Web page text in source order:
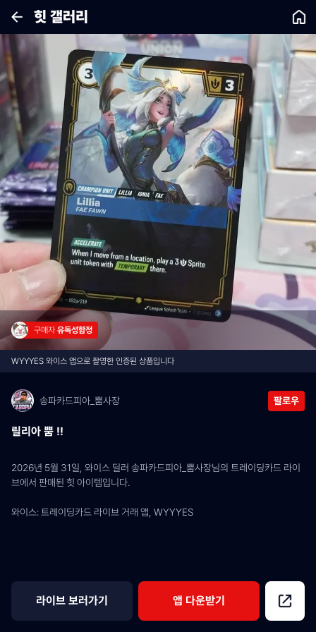
힛 갤러리
구매자 유독성함정
WYYYES 와이스 앱으로 촬영한 인증된 상품입니다
송파카드피아_뿜사장 팔로우
릴리아 뿜 !!
2026년 5월 31일, 와이스 딜러 송파카드피아_뿜사장님의 트레이딩카드 라이
브에서 판매된 힛 아이템입니다.
와이스: 트레이딩카드 라이브 거래 앱, WYYYES
라이브 보러가기 앱 다운받기